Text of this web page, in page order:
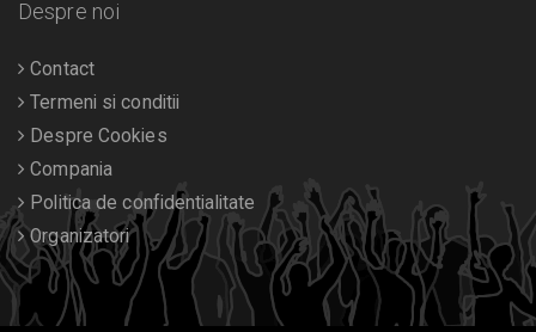
Despre noi
Contact
Termeni si conditii
Despre Cookies
Compania
Politica de confidentialitate
Organizatori